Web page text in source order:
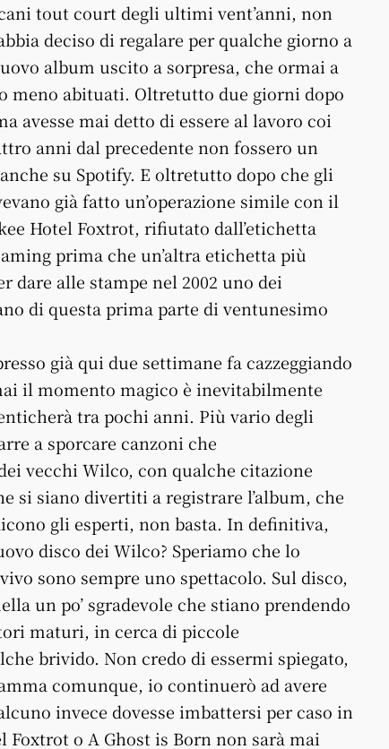
tout court degli ultimi vent’anni, non
deciso di regalare per qualche giorno a
album uscito a sorpresa, che ormai a
meno abituati. Oltretutto due giorni dopo
avesse mai detto di essere al lavoro coi
anni dal precedente non fossero un
su Spotify. E oltretutto dopo che gli
già fatto un’operazione simile con il
Hotel Foxtrot, rifiutato dall’etichetta
prima che un’altra etichetta più
dare alle stampe nel 2002 uno dei
di questa prima parte di ventunesimo
già qui due settimane fa cazzeggiando
il momento magico è inevitabilmente
tra pochi anni. Più vario degli
a sporcare canzoni che
vecchi Wilco, con qualche citazione
si siano divertiti a registrare l’album, che
gli esperti, non basta. In definitiva,
disco dei Wilco? Speriamo che lo
sono sempre uno spettacolo. Sul disco,
un po’ sgradevole che stiano prendendo
maturi, in cerca di piccole
brivido. Non credo di essermi spiegato,
comunque, io continuerò ad avere
invece dovesse imbattersi per caso in
o A Ghost is Born non sarà mai